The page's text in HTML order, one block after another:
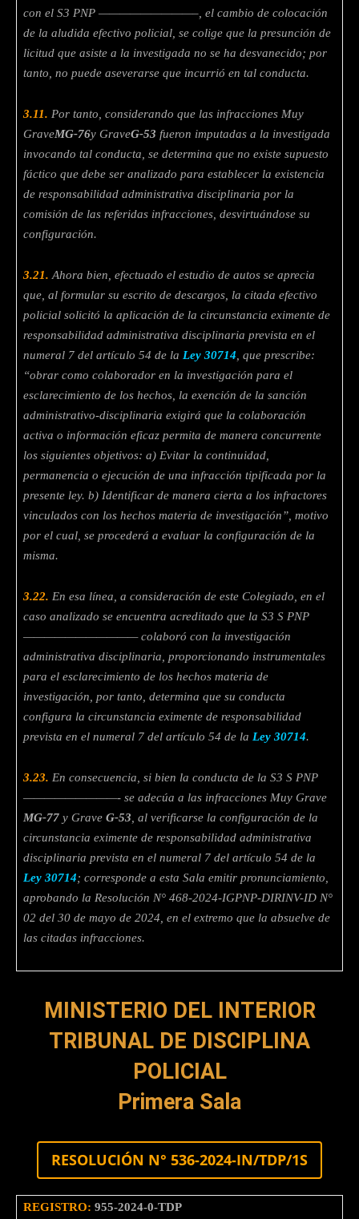
con el S3 PNP —————————–, el cambio de colocación
de la aludida efectivo policial, se colige que la presunción de
licitud que asiste a la investigada no se ha desvanecido; por
tanto, no puede aseverarse que incurrió en tal conducta.
3.11. Por tanto, considerando que las infracciones Muy
GraveMG-76y GraveG-53 fueron imputadas a la investigada
invocando tal conducta, se determina que no existe supuesto
fáctico que debe ser analizado para establecer la existencia
de responsabilidad administrativa disciplinaria por la
comisión de las referidas infracciones, desvirtuándose su
configuración.
3.21. Ahora bien, efectuado el estudio de autos se aprecia
que, al formular su escrito de descargos, la citada efectivo
policial solicitó la aplicación de la circunstancia eximente de
responsabilidad administrativa disciplinaria prevista en el
numeral 7 del artículo 54 de la Ley 30714 , que prescribe:
“obrar como colaborador en la investigación para el
esclarecimiento de los hechos, la exención de la sanción
administrativo-disciplinaria exigirá que la colaboración
activa o información eficaz permita de manera concurrente
los siguientes objetivos: a) Evitar la continuidad,
permanencia o ejecución de una infracción tipificada por la
presente ley. b) Identificar de manera cierta a los infractores
vinculados con los hechos materia de investigación”, motivo
por el cual, se procederá a evaluar la configuración de la
misma.
3.22. En esa línea, a consideración de este Colegiado, en el
caso analizado se encuentra acreditado que la S3 S PNP
——————————— colaboró con la investigación
administrativa disciplinaria, proporcionando instrumentales
para el esclarecimiento de los hechos materia de
investigación, por tanto, determina que su conducta
configura la circunstancia eximente de responsabilidad
prevista en el numeral 7 del artículo 54 de la Ley 30714.
3.23. En consecuencia, si bien la conducta de la S3 S PNP
—————————- se adecúa a las infracciones Muy Grave
MG-77 y Grave G-53 , al verificarse la configuración de la
circunstancia eximente de responsabilidad administrativa
disciplinaria prevista en el numeral 7 del artículo 54 de la
Ley 30714; corresponde a esta Sala emitir pronunciamiento,
aprobando la Resolución N° 468-2024-IGPNP-DIRINV-ID N°
02 del 30 de mayo de 2024, en el extremo que la absuelve de
las citadas infracciones.
MINISTERIO DEL INTERIOR
TRIBUNAL DE DISCIPLINA
POLICIAL
Primera Sala
RESOLUCIÓN N° 536-2024-IN/TDP/1S
REGISTRO: 955-2024-0-TDP